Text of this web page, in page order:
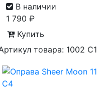
В наличии
1 790 ₽
Купить
товара: 1002 С1